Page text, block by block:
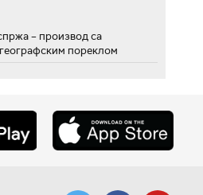
– производ са
пореклом